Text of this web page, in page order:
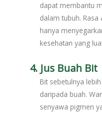
dapat membantu
dalam tubuh.
hanya
kesehatan yang
4. Jus Buah Bit
Bit sebetulnya
daripada buah.
senyawa pigmen